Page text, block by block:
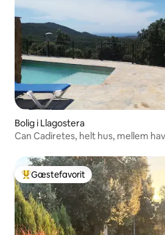
Bolig i Llagostera
Can Cadiretes, helt hus, mellem
Bedste gæstefavorit
Gæstefavorit